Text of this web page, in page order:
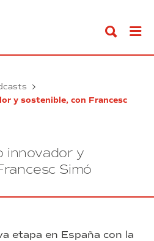
y sostenible, con Francesc
innovador y
Simó
etapa en España con la